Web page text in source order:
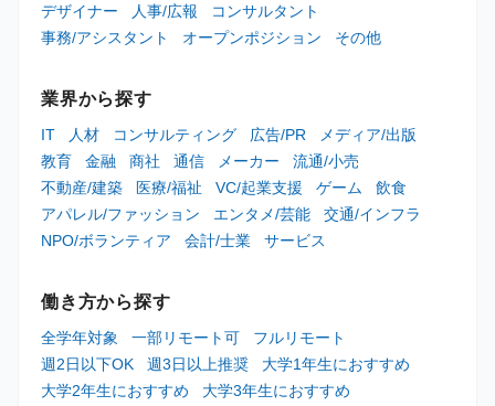
デザイナー
人事/広報
コンサルタント
事務/アシスタント
オープンポジション その他
業界から探す
IT 人材 コンサルティング 広告/PR
メディア/出版
教育
金融 商社 通信 メーカー
流通/小売
不動産/建築
医療/福祉 VC/起業支援 ゲーム
飲食
アパレル/ファッション
エンタメ/芸能
交通/インフラ
NPO/ボランティア
会計/士業 サービス
働き方から探す
全学年対象 一部リモート可
フルリモート
週2日以下OK
週3日以上推奨
大学1年生におすすめ
大学2年生におすすめ
大学3年生におすすめ